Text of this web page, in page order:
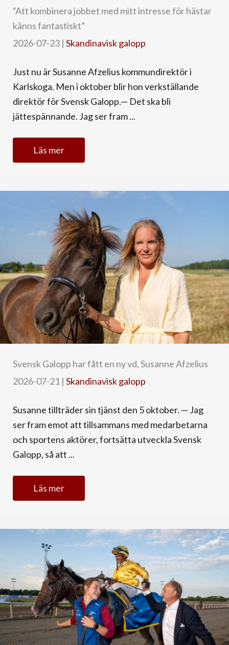
“Att kombinera jobbet med mitt intresse för hästar
känns fantastiskt”
2026-07-23 | Skandinavisk galopp
Just nu är Susanne Afzelius kommundirektör i
Karlskoga. Men i oktober blir hon verkställande
direktör för Svensk Galopp.— Det ska bli
jättespännande. Jag ser fram ...
Läs mer
Svensk Galopp har fått en ny vd, Susanne Afzelius
2026-07-21 | Skandinavisk galopp
Susanne tillträder sin tjänst den 5 oktober. — Jag
ser fram emot att tillsammans med medarbetarna
och sportens aktörer, fortsätta utveckla Svensk
Galopp, så att ...
Läs mer